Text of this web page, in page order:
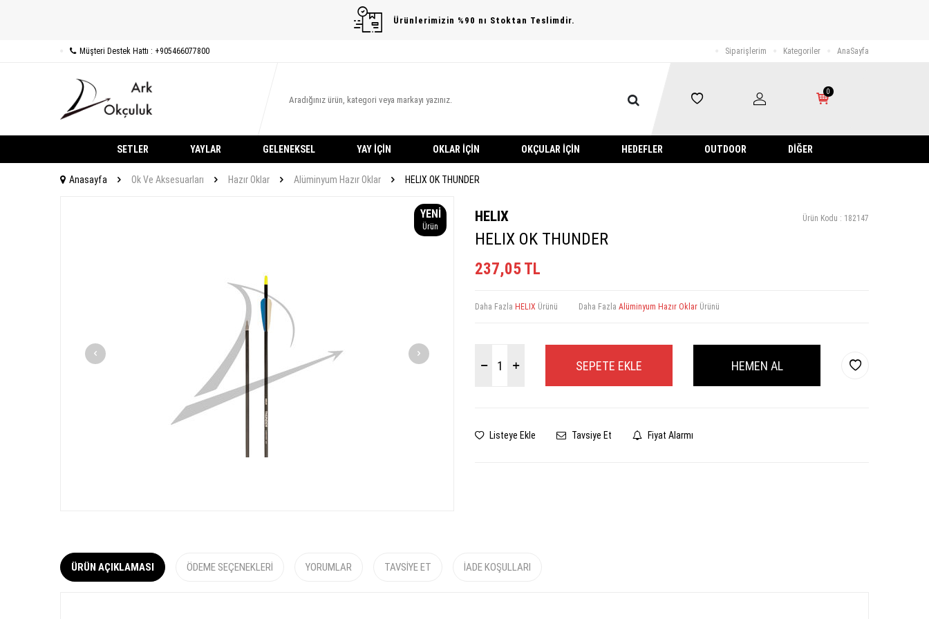
Ürünlerimizin %90 nı Stoktan Teslimdir.
Müşteri Destek Hattı : +905466077800 Siparişlerim Kategoriler AnaSayfa
0
SETLER YAYLAR GELENEKSEL YAY İÇIN OKLAR İÇIN OKÇULAR İÇIN HEDEFLER OUTDOOR DIĞER
Anasayfa Ok Ve Aksesuarları Hazır Oklar Alüminyum Hazır Oklar HELIX OK THUNDER
YENI
Ürün
HELIX Ürün Kodu : 182147
HELIX OK THUNDER
237,05TL
Daha Fazla HELIX Ürünü Daha Fazla Alüminyum Hazır Oklar Ürünü
SEPETE EKLE HEMEN AL
Listeye Ekle Tavsiye Et Fiyat Alarmı
ÜRÜN AÇIKLAMASI ÖDEME SEÇENEKLERI YORUMLAR TAVSIYE ET İADE KOŞULLARI